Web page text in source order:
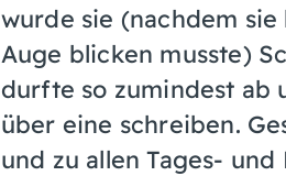
wurde sie (nachdem
Auge blicken musste)
durfte so zumindest ab
über eine schreiben.
und zu allen Tages-